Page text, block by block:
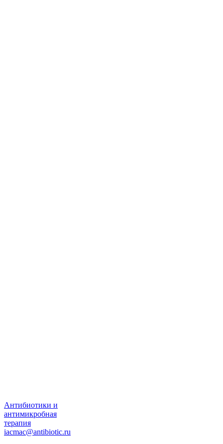
Антибиотики и
антимикробная
терапия
iacmac@antibiotic.ru